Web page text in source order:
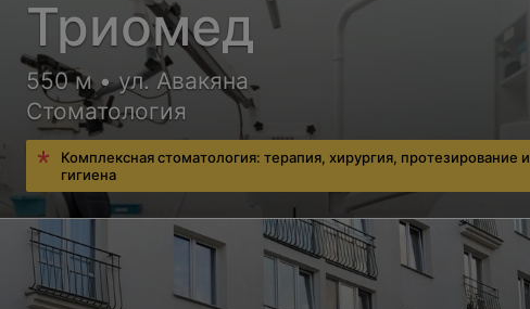
Триомед
550 м • ул. Авакяна
Стоматология
Комплексная стоматология: терапия, хирургия, протезирование и
гигиена